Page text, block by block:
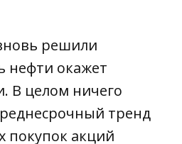
решили
нефти окажет
В целом ничего
тренд
покупок акций